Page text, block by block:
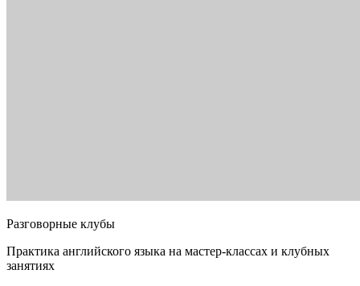
Разговорные клубы
Практика английского языка на мастер-классах и клубных
занятиях